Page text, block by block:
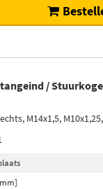
/
M14x1,5,